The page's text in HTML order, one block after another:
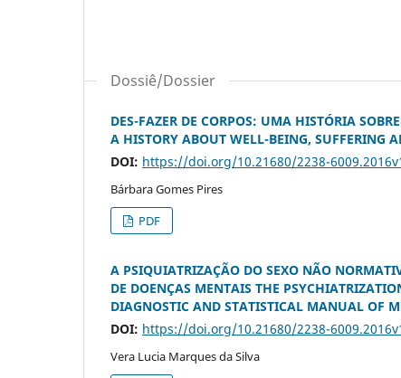
Dossiê/Dossier
DES-FAZER DE CORPOS: UMA HISTÓRIA
A HISTORY ABOUT WELL-BEING, SUFFERING
DOI: https://doi.org/10.21680/2238-
Bárbara Gomes Pires
PDF
A PSIQUIATRIZAÇÃO DO SEXO NÃO
DE DOENÇAS MENTAIS THE
DIAGNOSTIC AND STATISTICAL MANUAL OF
DOI: https://doi.org/10.21680/2238-
Vera Lucia Marques da Silva